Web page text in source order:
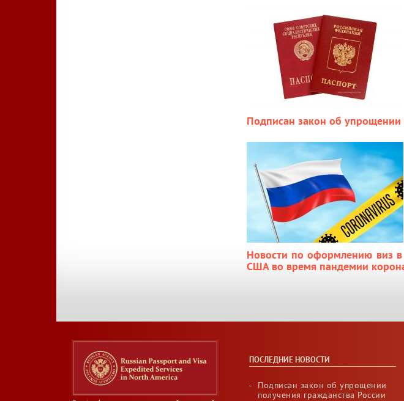
Подписан закон об упрощении
Новости по оформлению виз
США во время пандемии
ПОСЛЕДНИЕ НОВОСТИ
Подписан закон об упрощении
получения гражданства России